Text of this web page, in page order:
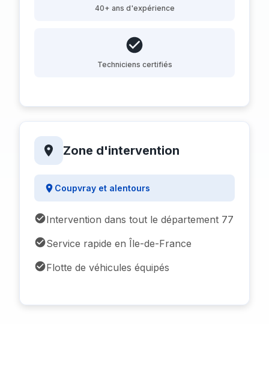
40+ ans d'expérience
Techniciens certifiés
Zone d'intervention
Coupvray et alentours
Intervention dans tout le département 77
Service rapide en Île-de-France
Flotte de véhicules équipés